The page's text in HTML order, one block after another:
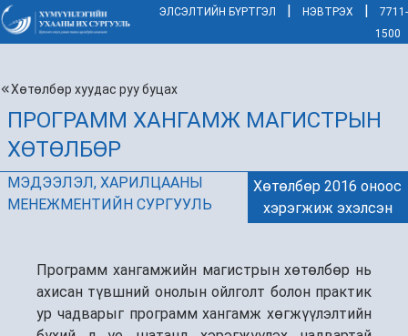
ЭЛСЭЛТИЙН БҮРТГЭЛ | НЭВТРЭХ |
7711-
1500
Хөтөлбөр хуудас руу буцах
ПРОГРАММ ХАНГАМЖ МАГИСТРЫН
ХӨТӨЛБӨР
МЭДЭЭЛЭЛ, ХАРИЛЦААНЫ
МЕНЕЖМЕНТИЙН СУРГУУЛЬ
Хөтөлбөр 2016 оноос
хэрэгжиж эхэлсэн
Программ хангамжийн магистрын хөтөлбөр нь
ахисан түвшний онолын ойлголт болон практик
ур чадварыг программ хангамж хөгжүүлэлтийн